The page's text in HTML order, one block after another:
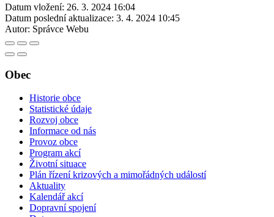
Datum vložení: 26. 3. 2024 16:04
Datum poslední aktualizace: 3. 4. 2024 10:45
Autor: Správce Webu
Obec
Historie obce
Statistické údaje
Rozvoj obce
Informace od nás
Provoz obce
Program akcí
Životní situace
Plán řízení krizových a mimořádných událostí
Aktuality
Kalendář akcí
Dopravní spojení